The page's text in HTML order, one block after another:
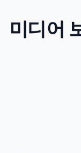
미디어